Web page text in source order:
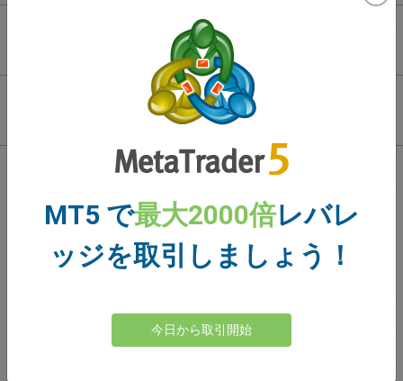
CFD株式を取引する利点は？
なぜ企業は株式を発行するのか？
トレーダーの皆様のご意見
MT5 で最大2000倍レバレ
ッジを取引しましょう！
今日から取引開始